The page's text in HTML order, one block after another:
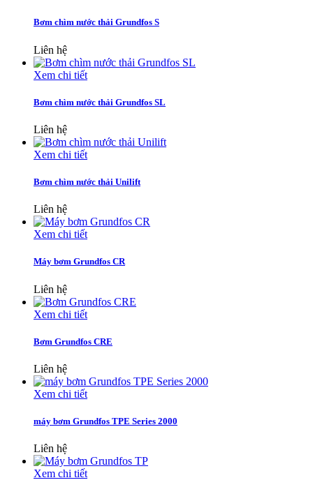
Bơm chìm nước thải Grundfos S
Liên hệ
Xem chi tiết
Bơm chìm nước thải Grundfos SL
Liên hệ
Xem chi tiết
Bơm chìm nước thải Unilift
Liên hệ
Xem chi tiết
Máy bơm Grundfos CR
Liên hệ
Xem chi tiết
Bơm Grundfos CRE
Liên hệ
Xem chi tiết
máy bơm Grundfos TPE Series 2000
Liên hệ
Xem chi tiết